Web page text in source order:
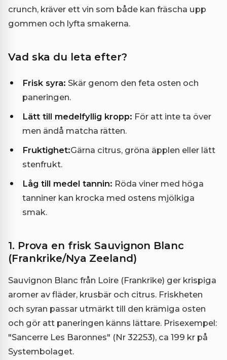
crunch, kräver ett vin som både kan fräscha upp
gommen och lyfta smakerna.
Vad ska du leta efter?
Frisk syra: Skär genom den feta osten och
paneringen.
Lätt till medelfyllig kropp: För att inte ta över
men ändå matcha rätten.
Fruktighet:Gärna citrus, gröna äpplen eller lätt
stenfrukt.
Låg till medel tannin: Röda viner med höga
tanniner kan krocka med ostens mjölkiga
smak.
1. Prova en frisk Sauvignon Blanc
(Frankrike/Nya Zeeland)
Sauvignon Blanc från Loire (Frankrike) ger krispiga
aromer av fläder, krusbär och citrus. Friskheten
och syran passar utmärkt till den krämiga osten
och gör att paneringen känns lättare. Prisexempel:
"Sancerre Les Baronnes" (Nr 32253), ca 199 kr på
Systembolaget.